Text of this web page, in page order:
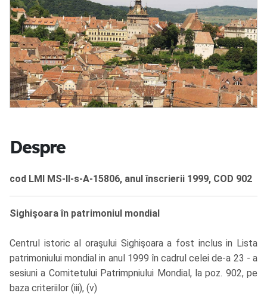
Despre
cod LMI MS-II-s-A-15806, anul înscrierii 1999, COD 902
Sighişoara în patrimoniul mondial
Centrul istoric al oraşului Sighişoara a fost inclus in Lista
patrimoniului mondial in anul 1999 în cadrul celei de-a 23 - a
sesiuni a Comitetului Patrimpniului Mondial, la poz. 902, pe
baza criteriilor (iii), (v)